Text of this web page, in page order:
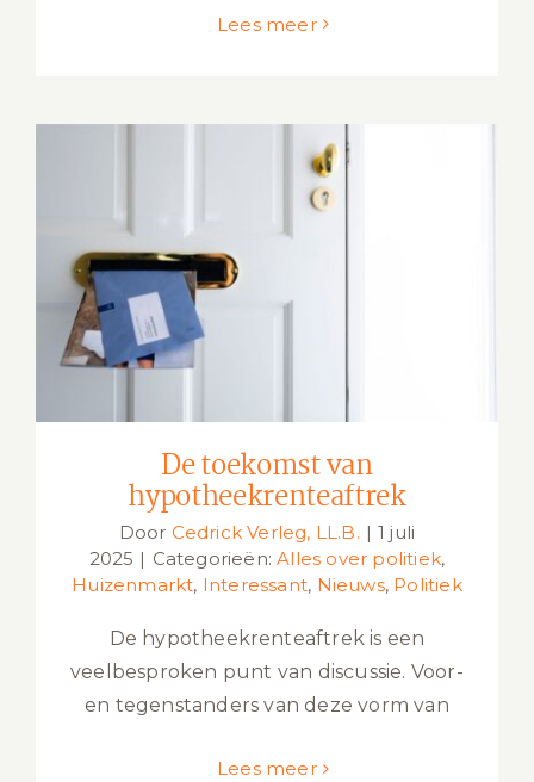
Lees meer
De toekomst van
hypotheekrenteaftrek
De toekomst van
hypotheekrenteaftrek
Door Cedrick Verleg, LL.B. | 1 juli
2025 | Categorieën:Alles over politiek,
Huizenmarkt, Interessant, Nieuws, Politiek
De hypotheekrenteaftrek is een
veelbesproken punt van discussie. Voor-
en tegenstanders van deze vorm van
Lees meer